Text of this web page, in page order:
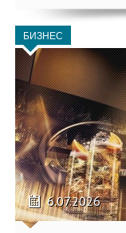
БИЗНЕС
6.07.2026